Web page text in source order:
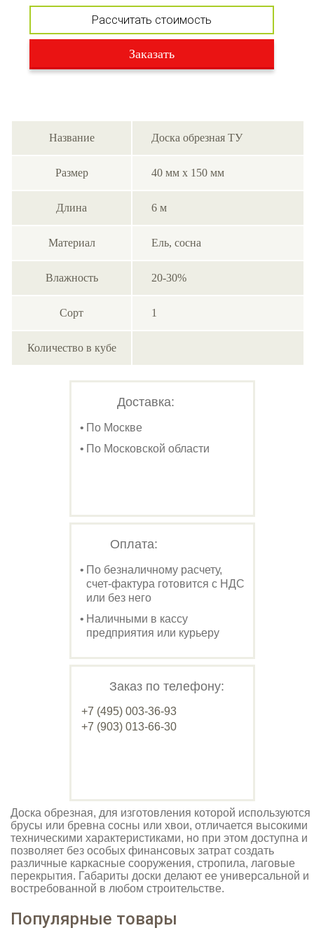
Рассчитать стоимость
Заказать
Название Доска обрезная ТУ
Размер 40 мм х 150 мм
Длина 6 м
Материал Ель, cосна
Влажность 20-30%
Сорт 1
Количество в кубе
Доставка:
По Москве
По Московской области
Оплата:
По безналичному расчету,
счет-фактура готовится с НДС
или без него
Наличными в кассу
предприятия или курьеру
Заказ по телефону:
+7 (495) 003-36-93
+7 (903) 013-66-30
Доска обрезная, для изготовления которой используются
брусы или бревна сосны или хвои, отличается высокими
техническими характеристиками, но при этом доступна и
позволяет без особых финансовых затрат создать
различные каркасные сооружения, стропила, лаговые
перекрытия. Габариты доски делают ее универсальной и
востребованной в любом строительстве.
Популярные товары